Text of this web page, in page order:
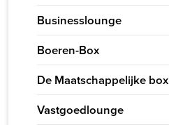
Businesslounge
Boeren-Box
De Maatschappelijke box
Vastgoedlounge